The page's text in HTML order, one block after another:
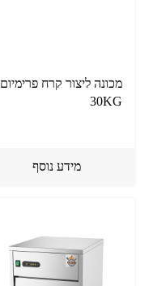
מכונה ליצור קרח פרימיום
30KG
מידע נוסף